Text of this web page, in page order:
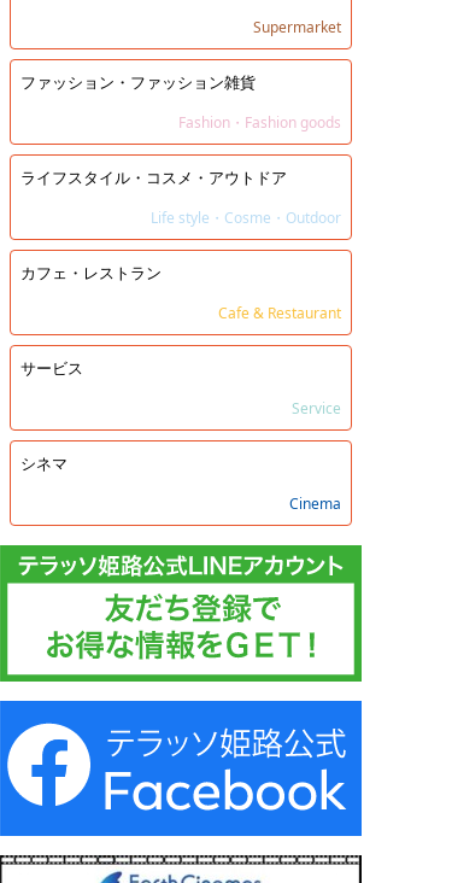
Supermarket
ファッション・ファッション雑貨
Fashion・Fashion goods
ライフスタイル・コスメ・アウトドア
Life style・Cosme・Outdoor
カフェ・レストラン
Cafe & Restaurant
サービス
Service
シネマ
Cinema